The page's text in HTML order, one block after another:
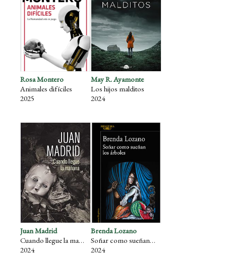
Rosa Montero
Animales difíciles
2025
May R. Ayamonte
Los hijos malditos
2024
Juan Madrid
Cuando llegue la mañana
2024
Brenda Lozano
Soñar como sueñan los árboles
2024